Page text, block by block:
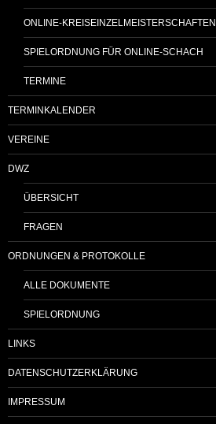
ONLINE-KREISEINZELMEISTERSCHAFTEN
SPIELORDNUNG FÜR ONLINE-SCHACH
TERMINE
TERMINKALENDER
VEREINE
DWZ
ÜBERSICHT
FRAGEN
ORDNUNGEN & PROTOKOLLE
ALLE DOKUMENTE
SPIELORDNUNG
LINKS
DATENSCHUTZERKLÄRUNG
IMPRESSUM